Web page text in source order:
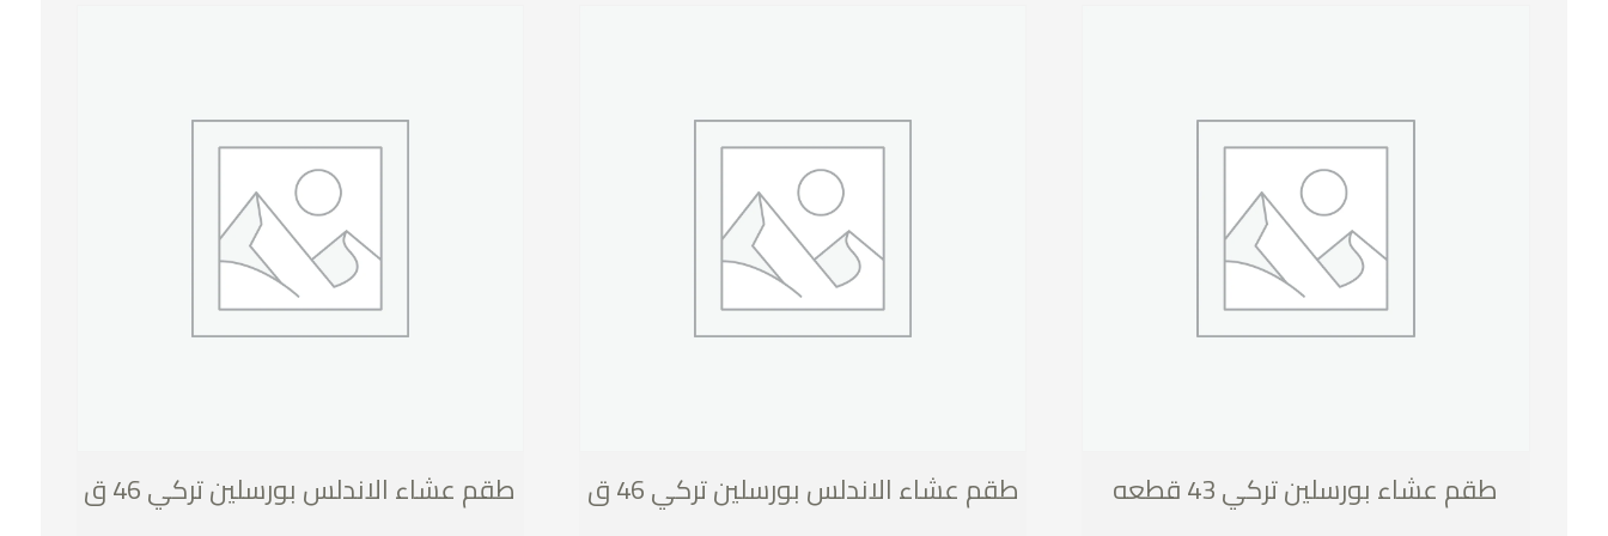
طقم عشاء الاندلس بورسلين تركي 46 ق طقم عشاء الاندلس بورسلين تركي 46 ق طقم عشاء بورسلين تركي 43 قطعه